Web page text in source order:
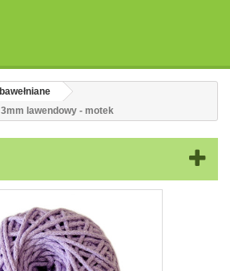
bawełniane
lawendowy - motek